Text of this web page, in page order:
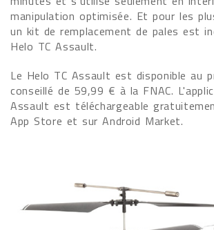
manipulation optimisée. Et pour les
un kit de remplacement de pales est
Helo TC Assault.
Le Helo TC Assault est disponible au
conseillé de 59,99 € à la FNAC.
Assault est téléchargeable
App Store et sur Android Market.